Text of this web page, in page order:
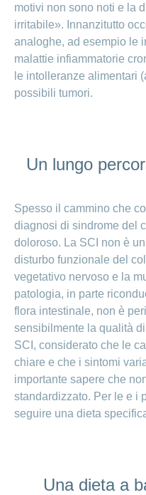
motivi non sono noti e la
irritabile». Innanzitutto
analoghe, ad esempio le
malattie infiammatorie
le intolleranze alimentari
possibili tumori.
Un lungo
Spesso il cammino che
diagnosi di sindrome del
doloroso. La SCI non è
disturbo funzionale del
vegetativo nervoso e la
patologia, in parte
flora intestinale, non è
sensibilmente la qualità
SCI, considerato che le
chiare e che i sintomi
importante sapere che
standardizzato. Per le e i
seguire una dieta
Una dieta a